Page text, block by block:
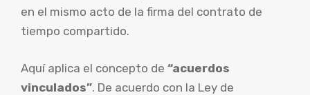
en el mismo acto de la firma del contrato de
tiempo compartido.
Aquí aplica el concepto de “acuerdos
vinculados”. De acuerdo con la Ley de